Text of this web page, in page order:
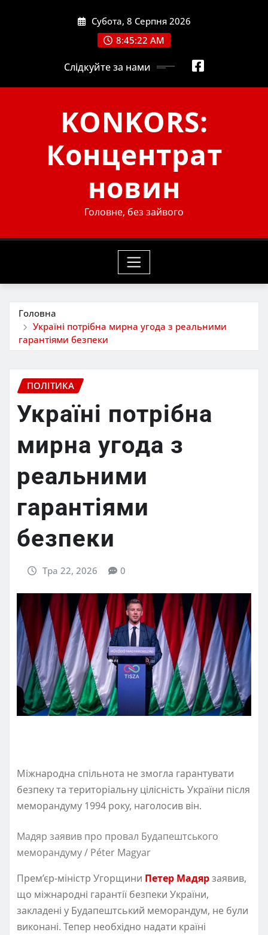
Субота, 8 Серпня 2026
8:45:24 AM
Слідкуйте за нами
KONKORS:
Концентрат
новин
Головне, без зайвого
Головна
Україні потрібна мирна угода з реальними
гарантіями безпеки
ПОЛІТИКА
Україні потрібна
мирна угода з
реальними
гарантіями
безпеки
Тра 22, 2026 0
Міжнародна спільнота не змогла гарантувати
безпеку та територіальну цілісність України після
меморандуму 1994 року, наголосив він.
Мадяр заявив про провал Будапештського
меморандуму / Péter Magyar
Прем’єр-міністр Угорщини Петер Мадярзаявив,
що міжнародні гарантії безпеки України,
закладені у Будапештський меморандум, не були
виконані. Тепер необхідно надати країні